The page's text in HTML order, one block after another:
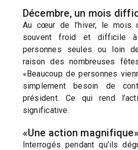
Décembre, un mois
Au cœur de l’hiver, le mois
souvent froid et difficile
personnes seules ou loin
raison des nombreuses
«Beaucoup de personnes
simplement besoin de
président. Ce qui rend
significative.
«Une action magnifique»
Interrogés pendant qu’ils